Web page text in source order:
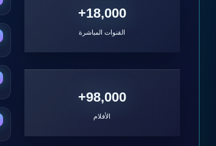
18,000+
القنوات المباشرة
98,000+
الأفلام